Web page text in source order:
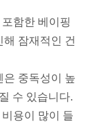
함한 베이핑
잠재적인 건
은 중독성이 높
수 있습니다.
용이 많이 들